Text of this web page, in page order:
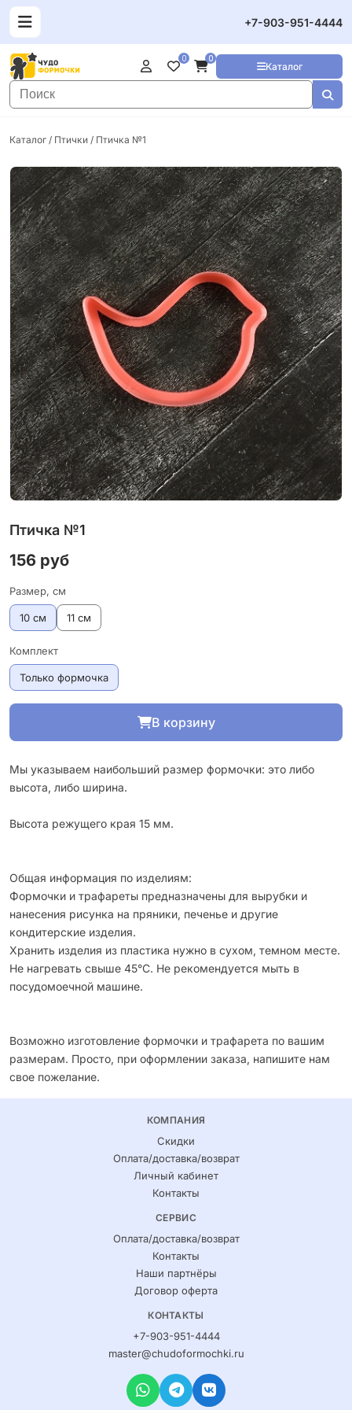
+7-903-951-4444
Каталог
0 0
Каталог / Птички / Птичка №1
Птичка №1
156 руб
Размер, см
10 см 11 см
Комплект
Только формочка
В корзину
Мы указываем наибольший размер формочки: это либо
высота, либо ширина.
Высота режущего края 15 мм.
Общая информация по изделиям:
Формочки и трафареты предназначены для вырубки и
нанесения рисунка на пряники, печенье и другие
кондитерские изделия.
Хранить изделия из пластика нужно в сухом, темном месте.
Не нагревать свыше 45°С. Не рекомендуется мыть в
посудомоечной машине.
Возможно изготовление формочки и трафарета по вашим
размерам. Просто, при оформлении заказа, напишите нам
свое пожелание.
КОМПАНИЯ
Скидки
Оплата/доставка/возврат
Личный кабинет
Контакты
СЕРВИС
Оплата/доставка/возврат
Контакты
Наши партнёры
Договор оферта
КОНТАКТЫ
+7-903-951-4444
master@chudoformochki.ru